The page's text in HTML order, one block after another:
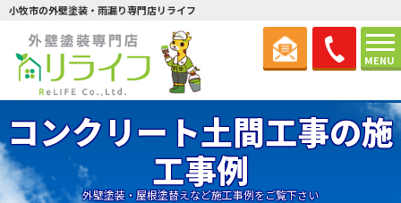
MENU
小牧市の外壁塗装・雨漏り専門店リライフ
コンクリート土間工事の施
工事例
外壁塗装・屋根塗替えなど施工事例をご覧下さい